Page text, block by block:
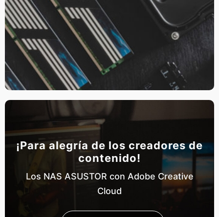
¡Para alegría de los creadores de
contenido!
Los NAS ASUSTOR con Adobe Creative
Cloud